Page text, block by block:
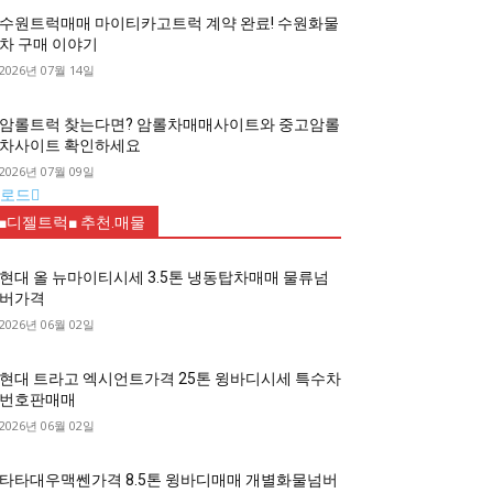
수원트럭매매 마이티카고트럭 계약 완료! 수원화물
차 구매 이야기
2026년 07월 14일
암롤트럭 찾는다면? 암롤차매매사이트와 중고암롤
차사이트 확인하세요
2026년 07월 09일
드
디젤트럭■ 추천.매물
현대 올 뉴마이티시세 3.5톤 냉동탑차매매 물류넘
버가격
2026년 06월 02일
현대 트라고 엑시언트가격 25톤 윙바디시세 특수차
번호판매매
2026년 06월 02일
타타대우맥쎈가격 8.5톤 윙바디매매 개별화물넘버